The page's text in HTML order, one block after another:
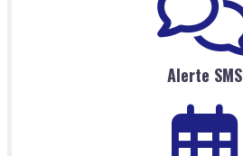
Alerte SMS